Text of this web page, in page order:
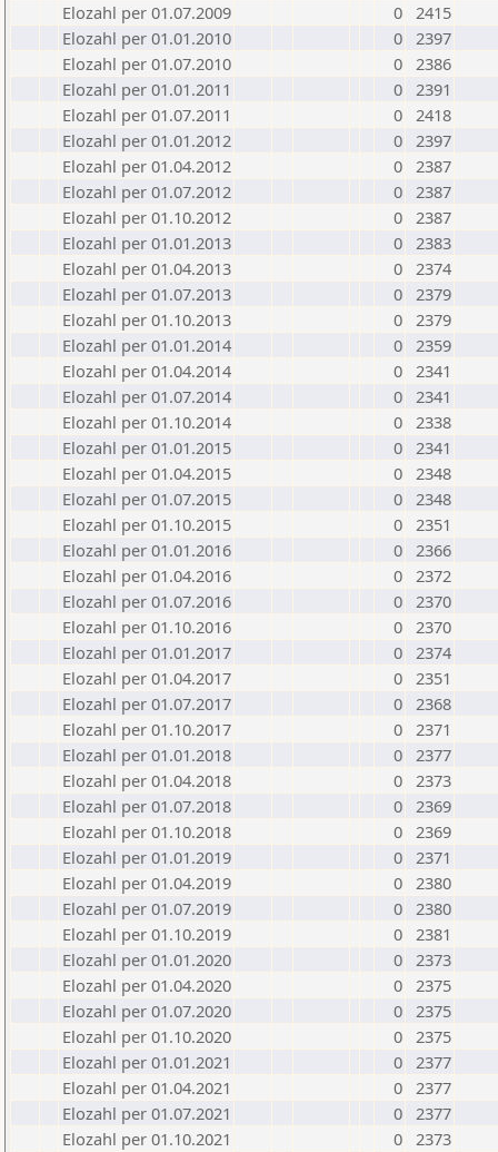
Elozahl per 01.07.2009
0 2415
Elozahl per 01.01.2010
0 2397
Elozahl per 01.07.2010
0 2386
Elozahl per 01.01.2011
0 2391
Elozahl per 01.07.2011
0 2418
Elozahl per 01.01.2012
0 2397
Elozahl per 01.04.2012
0 2387
Elozahl per 01.07.2012
0 2387
Elozahl per 01.10.2012
0 2387
Elozahl per 01.01.2013
0 2383
Elozahl per 01.04.2013
0 2374
Elozahl per 01.07.2013
0 2379
Elozahl per 01.10.2013
0 2379
Elozahl per 01.01.2014
0 2359
Elozahl per 01.04.2014
0 2341
Elozahl per 01.07.2014
0 2341
Elozahl per 01.10.2014
0 2338
Elozahl per 01.01.2015
0 2341
Elozahl per 01.04.2015
0 2348
Elozahl per 01.07.2015
0 2348
Elozahl per 01.10.2015
0 2351
Elozahl per 01.01.2016
0 2366
Elozahl per 01.04.2016
0 2372
Elozahl per 01.07.2016
0 2370
Elozahl per 01.10.2016
0 2370
Elozahl per 01.01.2017
0 2374
Elozahl per 01.04.2017
0 2351
Elozahl per 01.07.2017
0 2368
Elozahl per 01.10.2017
0 2371
Elozahl per 01.01.2018
0 2377
Elozahl per 01.04.2018
0 2373
Elozahl per 01.07.2018
0 2369
Elozahl per 01.10.2018
0 2369
Elozahl per 01.01.2019
0 2371
Elozahl per 01.04.2019
0 2380
Elozahl per 01.07.2019
0 2380
Elozahl per 01.10.2019
0 2381
Elozahl per 01.01.2020
0 2373
Elozahl per 01.04.2020
0 2375
Elozahl per 01.07.2020
0 2375
Elozahl per 01.10.2020
0 2375
Elozahl per 01.01.2021
0 2377
Elozahl per 01.04.2021
0 2377
Elozahl per 01.07.2021
0 2377
Elozahl per 01.10.2021
0 2373